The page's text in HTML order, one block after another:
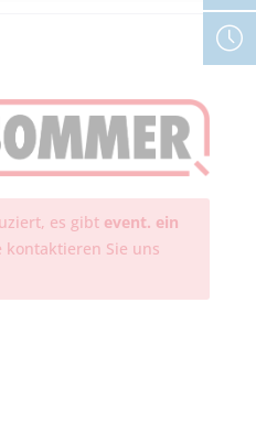
es gibt event. ein
kontaktieren Sie uns